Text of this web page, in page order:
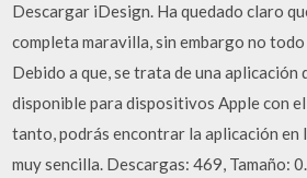
Descargar iDesign. Ha quedado claro
completa maravilla, sin embargo no
Debido a que, se trata de una aplicación
disponible para dispositivos Apple con
tanto, podrás encontrar la aplicación en
muy sencilla. Descargas: 469, Tamaño: